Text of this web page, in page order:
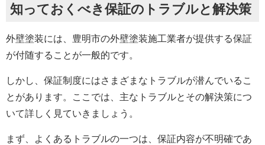
知っておくべき保証のトラブルと解決策
外壁塗装には、豊明市の外壁塗装施工業者が提供する保証
が付随することが一般的です。
しかし、保証制度にはさまざまなトラブルが潜んでいるこ
とがあります。ここでは、主なトラブルとその解決策につ
いて詳しく見ていきましょう。
まず、よくあるトラブルの一つは、保証内容が不明確であ